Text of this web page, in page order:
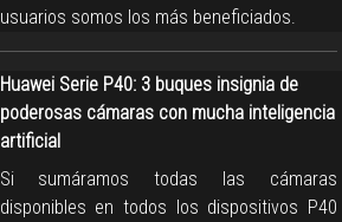
usuarios somos los más beneficiados.
Huawei Serie P40: 3 buques insignia de
poderosas cámaras con mucha inteligencia
artificial
Si sumáramos todas las cámaras
disponibles en todos los dispositivos P40